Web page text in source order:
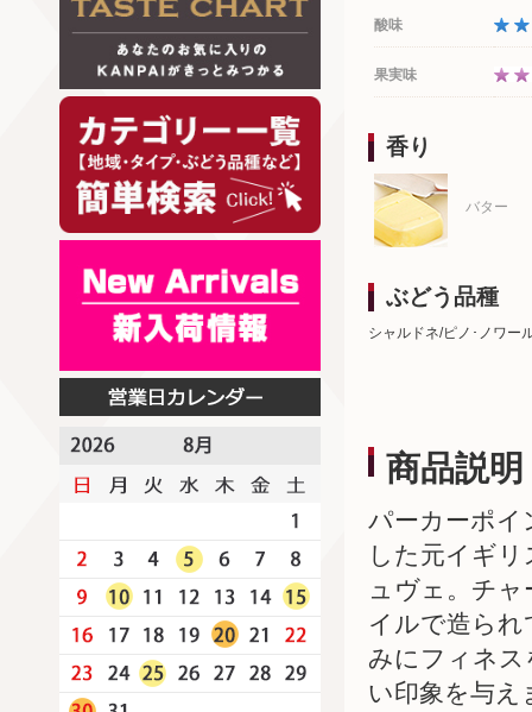
酸味
果実味
香り
バター
ぶどう品種
シャルドネ/ピノ･ノワー
商品説明
パーカーポイ
した元イギ
ュヴェ。チ
イルで造ら
みにフィネ
い印象を与え